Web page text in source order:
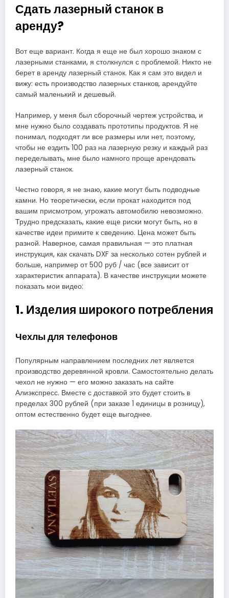
Сдать лазерный станок в
аренду?
Вот еще вариант. Когда я еще не был хорошо знаком с
лазерными станками, я столкнулся с проблемой. Никто не
берет в аренду лазерный станок. Как я сам это видел и
вижу: есть производство лазерных станков, арендуйте
самый маленький и дешевый.
Например, у меня был сборочный чертеж устройства, и
мне нужно было создавать прототипы продуктов. Я не
понимал, подходят ли все размеры или нет, поэтому,
чтобы не ездить 100 раз на лазерную резку и каждый раз
переделывать, мне было намного проще арендовать
лазерный станок.
Честно говоря, я не знаю, какие могут быть подводные
камни. Но теоретически, если прокат находится под
вашим присмотром, угрожать автомобилю невозможно.
Трудно предсказать, какие еще риски могут быть, но в
качестве идеи примите к сведению. Цена может быть
разной. Наверное, самая правильная — это платная
инструкция, как скачать DXF за несколько сотен рублей и
больше, например от 500 руб / час (все зависит от
характеристик аппарата). В качестве инструкции можете
показать мои видео:
1. Изделия широкого потребления
Чехлы для телефонов
Популярным направлением последних лет является
производство деревянной кровли. Самостоятельно делать
чехол не нужно — его можно заказать на сайте
Алиэкспресс. Вместе с доставкой это будет стоить в
пределах 300 рублей (при заказе 1 единицы в розницу),
оптом естественно будет еще выгоднее.